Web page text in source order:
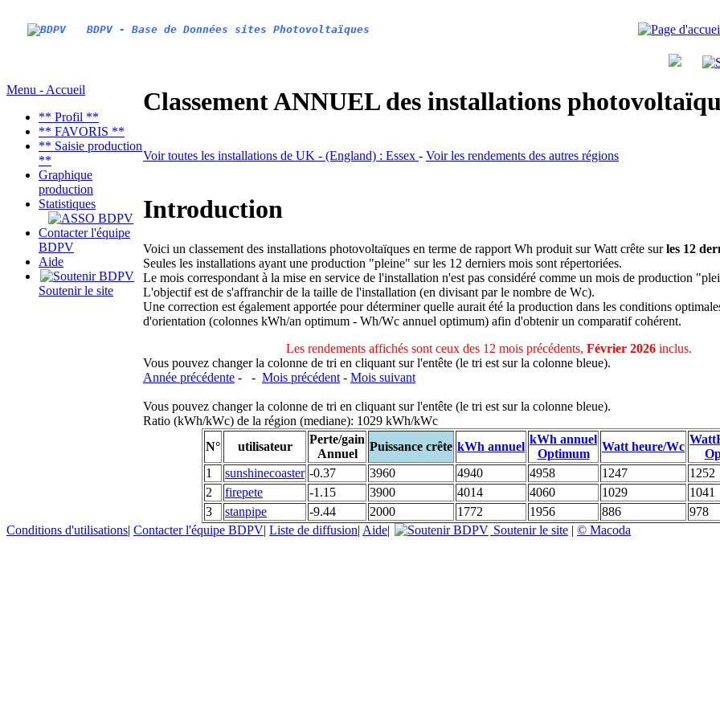
BDPV - Base de Données sites Photovoltaïques
Menu - Accueil
** Profil **
** FAVORIS **
** Saisie production
**
Graphique
production
Statistiques
Contacter l'équipe
BDPV
Aide
Soutenir le site
Classement ANNUEL des installations
Voir toutes les installations de UK - (England) : Essex - Voir les rendements des autres régions
Introduction
Voici un classement des installations photovoltaïques en terme de rapport Wh produit sur Watt crête surles 12
Seules les installations ayant une production "pleine" sur les 12 derniers mois sont répertoriées.
Le mois correspondant à la mise en service de l'installation n'est pas considéré comme un mois de production
L'objectif est de s'affranchir de la taille de l'installation (en divisant par le nombre de Wc).
Une correction est également apportée pour déterminer quelle aurait été la production dans les conditions
d'orientation (colonnes kWh/an optimum - Wh/Wc annuel optimum) afin d'obtenir un comparatif cohérent.
Les rendements affichés sont ceux des 12 mois précédents, Février 2026inclus.
Vous pouvez changer la colonne de tri en cliquant sur l'entête (le tri est sur la colonne bleue).
Année précédente - - Mois précédent - Mois suivant
Vous pouvez changer la colonne de tri en cliquant sur l'entête (le tri est sur la colonne bleue).
Ratio (kWh/kWc) de la région (mediane): 1029 kWh/kWc
N°
utilisateur
Perte/gain
Annuel
Puissance crête kWh annuel
kWh annuel
Optimum
Watt heure/Wc
1
sunshinecoaster -0.37 3960 4940 4958 1247
1252
2
firepete -1.15 3900 4014 4060 1029
1041
3
stanpipe -9.44 2000 1772 1956 886
978
Conditions d'utilisations| Contacter l'équipe BDPV| Liste de diffusion| Aide| Soutenir le site | © Macoda